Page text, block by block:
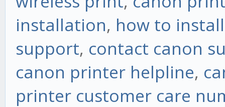
installation, how to
support, contact canon
canon printer helpline,
printer customer care